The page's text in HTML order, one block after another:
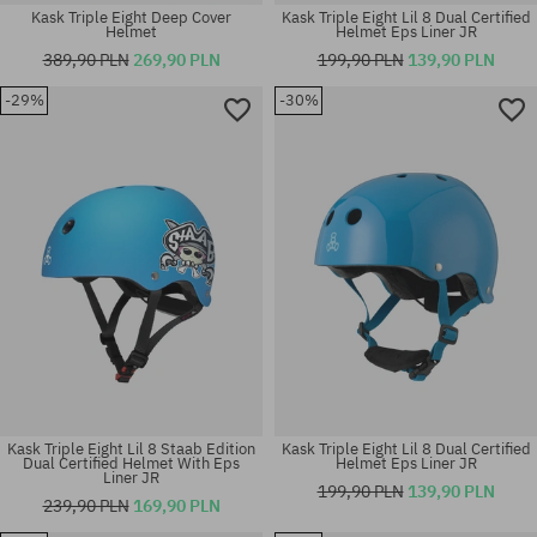
Dostępne rozmiary:
Dostępne rozmiary:
Kask Triple Eight Deep Cover
Helmet
389,90 PLN 269,90 PLN
Kask Triple Eight Lil 8 Dual Certified
Helmet Eps Liner JR
199,90 PLN 139,90 PLN
-29%
Kask Triple Eight Lil 8 Staab Edition
Dual Certified Helmet With Eps
Liner JR
239,90 PLN 169,90 PLN
-30%
Kask Triple Eight Lil 8 Dual Certified
Helmet Eps Liner JR
199,90 PLN 139,90 PLN